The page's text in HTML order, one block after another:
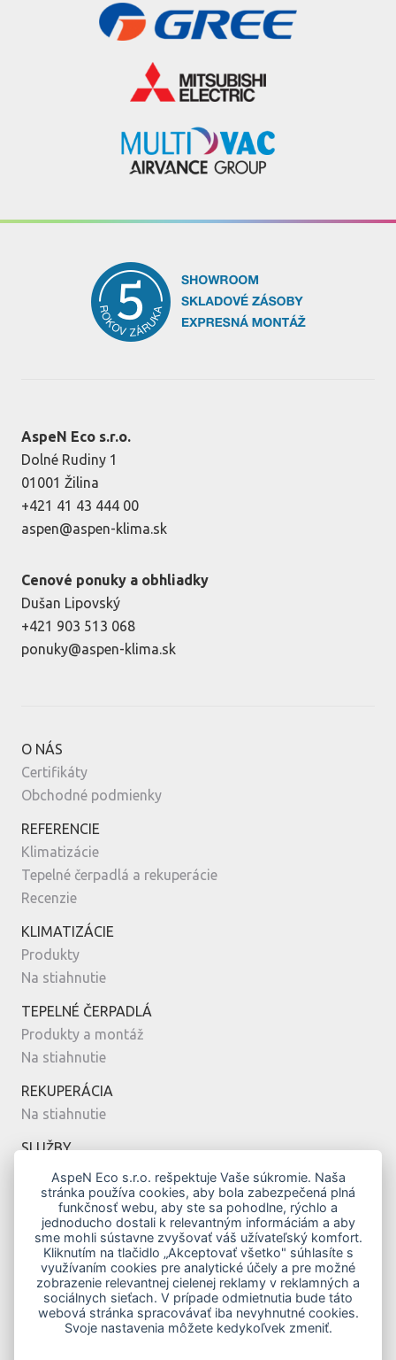
AspeN Eco s.r.o.
Dolné Rudiny 1
01001 Žilina
+421 41 43 444 00
aspen@aspen-klima.sk
Cenové ponuky a obhliadky
Dušan Lipovský
+421 903 513 068
ponuky@aspen-klima.sk
O NÁS
Certifikáty
Obchodné podmienky
REFERENCIE
Klimatizácie
Tepelné čerpadlá a rekuperácie
Recenzie
KLIMATIZÁCIE
Produkty
Na stiahnutie
TEPELNÉ ČERPADLÁ
Produkty a montáž
Na stiahnutie
REKUPERÁCIA
Na stiahnutie
SLUŽBY
Montáž
Servis
Návrh
MODERNÉ BÝVANIE
Vykurovanie klimatizáciou
Top modely
Novostavby
AspeN Eco s.r.o. rešpektuje Vaše súkromie. Naša
stránka používa cookies, aby bola zabezpečená plná
funkčnosť webu, aby ste sa pohodlne, rýchlo a
jednoducho dostali k relevantným informáciám a aby
sme mohli sústavne zvyšovať váš užívateľský komfort.
Kliknutím na tlačidlo „Akceptovať všetko" súhlasíte s
využívaním cookies pre analytické účely a pre možné
zobrazenie relevantnej cielenej reklamy v reklamných a
sociálnych sieťach. V prípade odmietnutia bude táto
webová stránka spracovávať iba nevyhnutné cookies.
Svoje nastavenia môžete kedykoľvek zmeniť.